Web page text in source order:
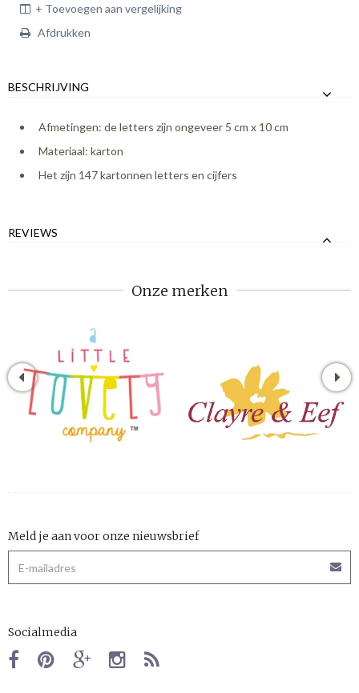
+ Toevoegen aan vergelijking
Afdrukken
BESCHRIJVING
Afmetingen: de letters zijn ongeveer 5 cm x 10 cm
Materiaal: karton
Het zijn 147 kartonnen letters en cijfers
REVIEWS
Onze merken
Meld je aan voor onze nieuwsbrief
Socialmedia